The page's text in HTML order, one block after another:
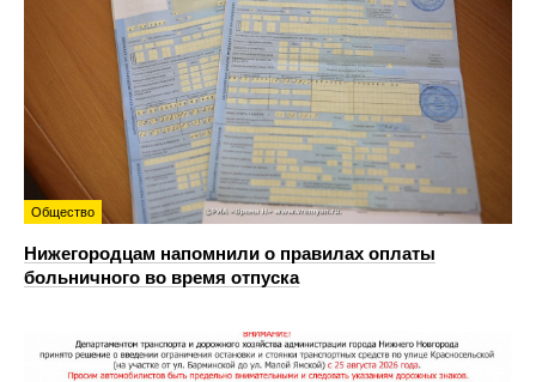
Общество
Нижегородцам напомнили о правилах оплаты
больничного во время отпуска